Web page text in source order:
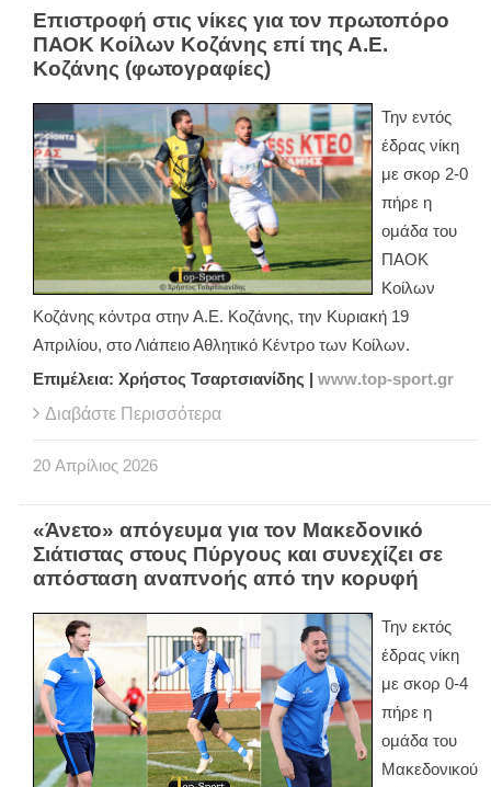
Επιστροφή στις νίκες για τον πρωτοπόρο
ΠΑΟΚ Κοίλων Κοζάνης επί της Α.Ε.
Κοζάνης (φωτογραφίες)
Την εντός
έδρας νίκη
με σκορ 2-0
πήρε η
ομάδα του
ΠΑΟΚ
Κοίλων
Κοζάνης κόντρα στην Α.Ε. Κοζάνης, την Κυριακή 19
Απριλίου, στο Λιάπειο Αθλητικό Κέντρο των Κοίλων.
Επιμέλεια: Χρήστος Τσαρτσιανίδης | www.top-sport.gr
Διαβάστε Περισσότερα
20 Απρίλιος 2026
«Άνετο» απόγευμα για τον Μακεδονικό
Σιάτιστας στους Πύργους και συνεχίζει σε
απόσταση αναπνοής από την κορυφή
Την εκτός
έδρας νίκη
με σκορ 0-4
πήρε η
ομάδα του
Μακεδονικού